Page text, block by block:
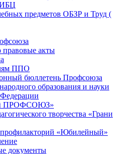
предметов ОБЗР и Труд (
акты
ППО
бюллетень Профсоюза
образования и науки
ПРОФСОЮЗ»
творчества «Грани
«Юбилейный»
документы